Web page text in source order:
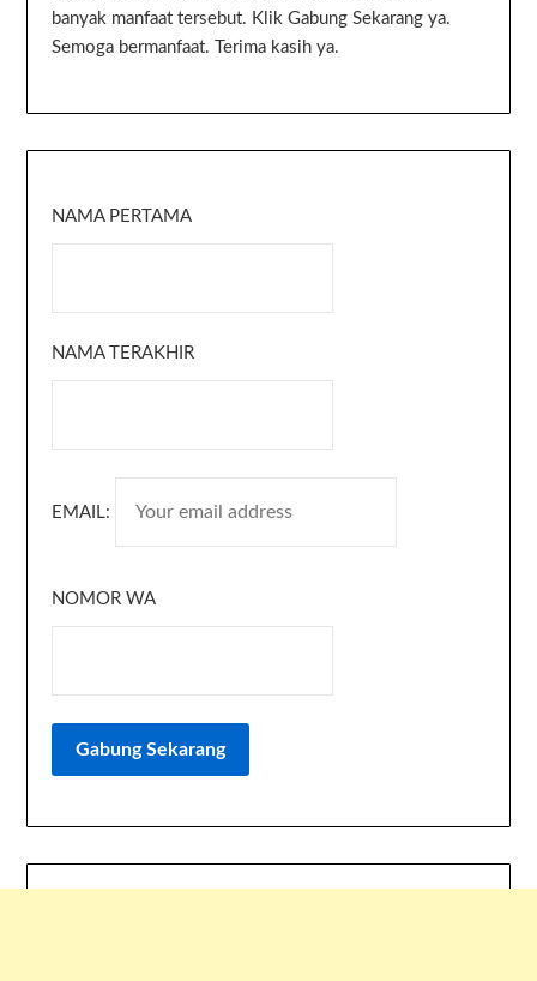
banyak manfaat tersebut. Klik Gabung Sekarang ya.
Semoga bermanfaat. Terima kasih ya.
NAMA PERTAMA
NAMA TERAKHIR
EMAIL:
NOMOR WA